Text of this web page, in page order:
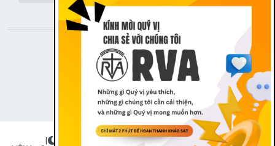
STAY CONNECTED WITH US!
FOOTER